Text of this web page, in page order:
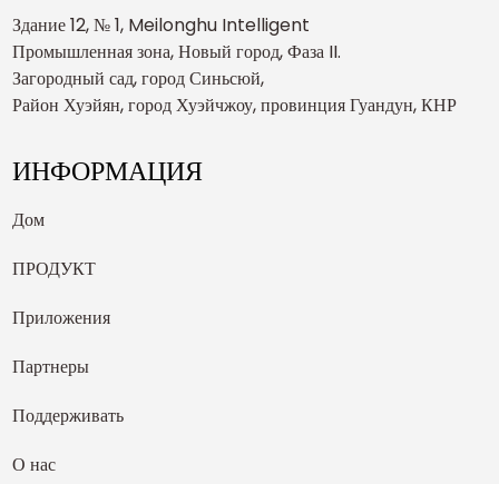
Здание 12, № 1, Meilonghu Intelligent
Промышленная зона, Новый город, Фаза II.
Загородный сад, город Синьсюй,
Район Хуэйян, город Хуэйчжоу, провинция Гуандун, КНР
ИНФОРМАЦИЯ
Дом
ПРОДУКТ
Приложения
Партнеры
Поддерживать
О нас